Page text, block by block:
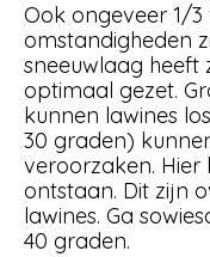
Ook ongeveer 1/3
omstandigheden
sneeuwlaag heeft
optimaal gezet.
kunnen lawines
30 graden)
veroorzaken.
ontstaan. Dit zijn
lawines. Ga
40 graden.